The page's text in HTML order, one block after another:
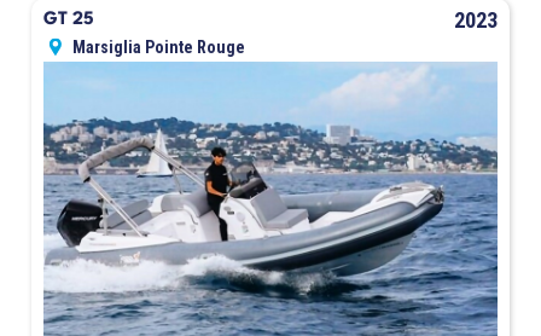
GT 25 2023
Marsiglia Pointe Rouge